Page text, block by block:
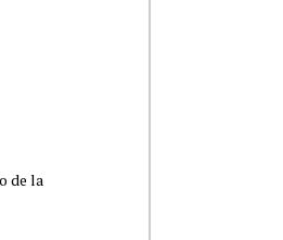
de la